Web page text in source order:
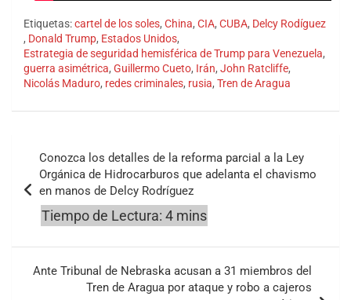
Etiquetas:cartel de los soles, China, CIA, CUBA, Delcy Rodíguez
, Donald Trump, Estados Unidos,
Estrategia de seguridad hemisférica de Trump para Venezuela,
guerra asimétrica, Guillermo Cueto, Irán, John Ratcliffe,
Nicolás Maduro, redes criminales, rusia, Tren de Aragua
entradas
Conozca los detalles de la reforma parcial a la Ley
Orgánica de Hidrocarburos que adelanta el chavismo
en manos de Delcy Rodríguez
Ante Tribunal de Nebraska acusan a 31 miembros del
Tren de Aragua por ataque y robo a cajeros